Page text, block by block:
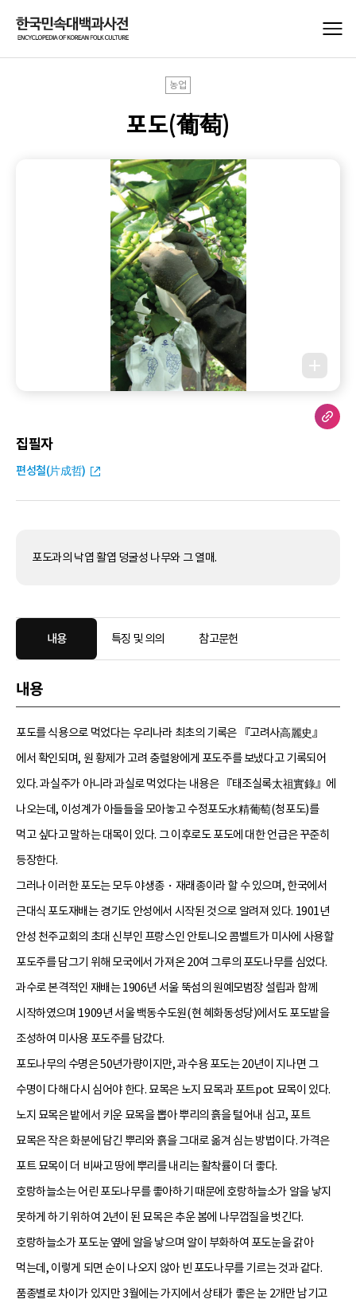
농업
포도(葡萄)
집필자
편성철(片成哲)
포도과의 낙엽 활엽 덩굴성 나무와 그 열매.
내용 특징 및 의의 참고문헌
내용
포도를 식용으로 먹었다는 우리나라 최초의 기록은 『고려사高麗史』
에서 확인되며, 원 황제가 고려 충렬왕에게 포도주를 보냈다고 기록되어
있다. 과실주가 아니라 과실로 먹었다는 내용은 『태조실록太祖實錄』에
나오는데, 이성계가 아들들을 모아놓고 수정포도水精葡萄(청포도)를
먹고 싶다고 말하는 대목이 있다. 그 이후로도 포도에 대한 언급은 꾸준히
등장한다.
그러나 이러한 포도는 모두 야생종・재래종이라 할 수 있으며, 한국에서
근대식 포도재배는 경기도 안성에서 시작된 것으로 알려져 있다. 1901년
안성 천주교회의 초대 신부인 프랑스인 안토니오 콤벨트가 미사에 사용할
포도주를 담그기 위해 모국에서 가져온 20여 그루의 포도나무를 심었다.
과수로 본격적인 재배는 1906년 서울 뚝섬의 원예모범장 설립과 함께
시작하였으며 1909년 서울 백동수도원(현 혜화동성당)에서도 포도밭을
조성하여 미사용 포도주를 담갔다.
포도나무의 수명은 50년가량이지만, 과수용 포도는 20년이 지나면 그
수명이 다해 다시 심어야 한다. 묘목은 노지 묘목과 포트pot 묘목이 있다.
노지 묘목은 밭에서 키운 묘목을 뽑아 뿌리의 흙을 털어내 심고, 포트
묘목은 작은 화분에 담긴 뿌리와 흙을 그대로 옮겨 심는 방법이다. 가격은
포트 묘목이 더 비싸고 땅에 뿌리를 내리는 활착률이 더 좋다.
호랑하늘소는 어린 포도나무를 좋아하기 때문에 호랑하늘소가 알을 낳지
못하게 하기 위하여 2년이 된 묘목은 추운 봄에 나무껍질을 벗긴다.
호랑하늘소가 포도눈 옆에 알을 낳으며 알이 부화하여 포도눈을 갉아
먹는데, 이렇게 되면 순이 나오지 않아 빈 포도나무를 기르는 것과 같다.
품종별로 차이가 있지만 3월에는 가지에서 상태가 좋은 눈 2개만 남기고